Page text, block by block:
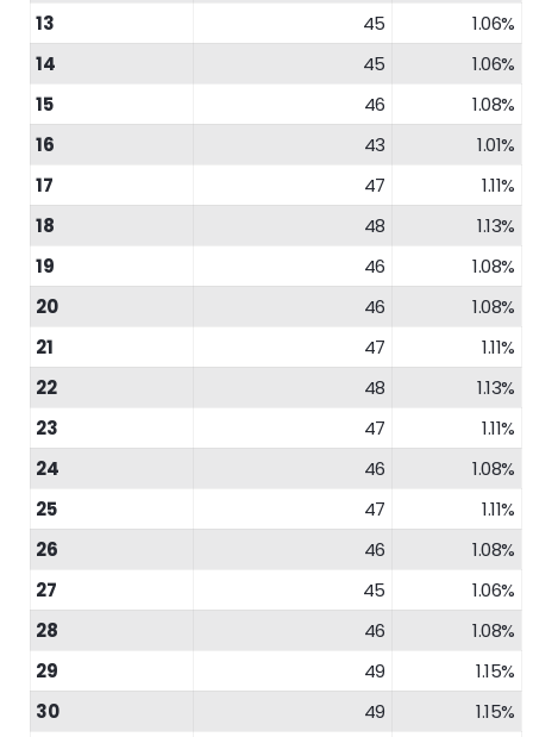
13 45
1.06%
14
45
1.06%
15
46
1.08%
16
43
1.01%
17
47
1.11%
18
48
1.13%
19
46
1.08%
20
46
1.08%
21
47
1.11%
22
48
1.13%
23
47
1.11%
24
46
1.08%
25
47
1.11%
26
46
1.08%
27
45
1.06%
28
46
1.08%
29
49
1.15%
30
49
1.15%